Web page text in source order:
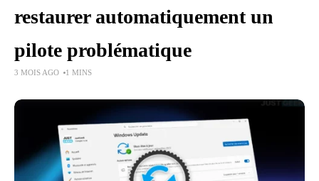
restaurer automatiquement un
pilote problématique
3 MOIS AGO 1 MINS